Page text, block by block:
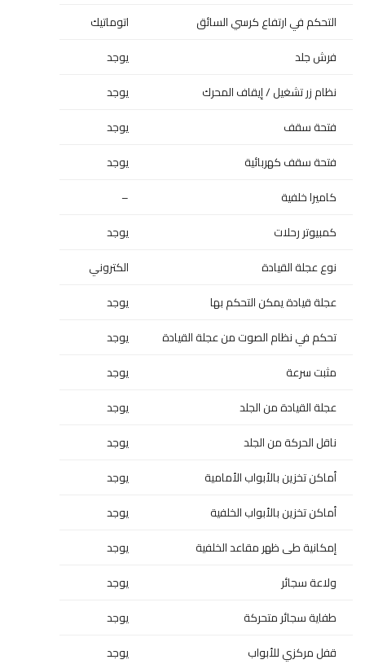
التحكم في ارتفاع كرسي السائق
اتوماتيك
فرش جلد
يوجد
نظام زر تشغيل / إيقاف المحرك
يوجد
فتحة سقف
يوجد
فتحة سقف كهربائية
يوجد
كاميرا خلفية
–
كمبيوتر رحلات
يوجد
نوع عجلة القيادة
الكتروني
عجلة قيادة يمكن التحكم بها
يوجد
تحكم في نظام الصوت من عجلة القيادة
يوجد
مثبت سرعة
يوجد
عجلة القيادة من الجلد
يوجد
ناقل الحركة من الجلد
يوجد
أماكن تخزين بالأبواب الأمامية
يوجد
أماكن تخزين بالأبواب الخلفية
يوجد
إمكانية طى ظهر مقاعد الخلفية
يوجد
ولاعة سجائر
يوجد
طفاية سجائر متحركة
يوجد
قفل مركزي للأبواب
يوجد